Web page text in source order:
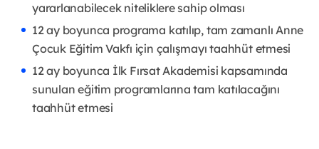
yararlanabilecek niteliklere sahip olması
12 ay boyunca programa katılıp, tam zamanlı Anne
Çocuk Eğitim Vakfı için çalışmayı taahhüt etmesi
12 ay boyunca İlk Fırsat Akademisi kapsamında
sunulan eğitim programlarına tam katılacağını
taahhüt etmesi